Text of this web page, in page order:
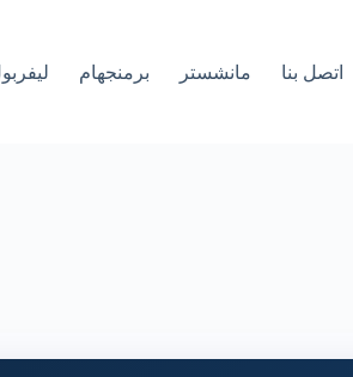
اتصل بنا مانشستر برمنجهام